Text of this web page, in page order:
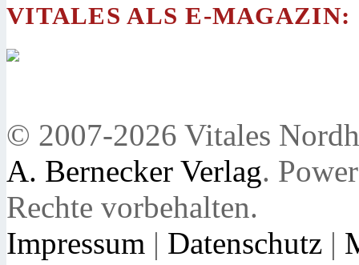
VITALES ALS E-MAGAZIN:
© 2007-2026 Vitales
A. Bernecker Verlag.
Rechte vorbehalten.
Impressum | Datenschutz |